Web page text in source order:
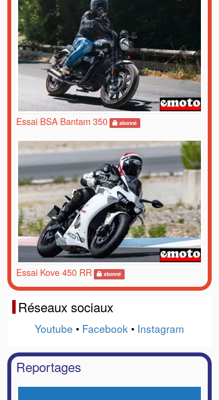
Essai BSA Bantam 350 abonné
Essai Kove 450 RR abonné
Réseaux sociaux
Youtube • Facebook • Instagram
Reportages